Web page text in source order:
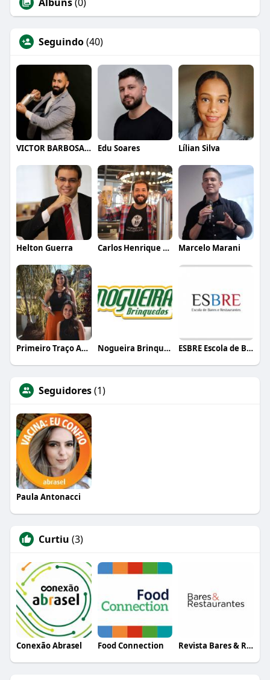
Seguindo(40)
VICTOR BARBOSA QUARANTA Edu Soares Lílian Silva
Helton Guerra Carlos Henrique de Faria Vasconcelos Marcelo Marani
Primeiro Traço Arquitetura Nogueira Brinquedos ESBRE Escola de Bares e Restaurantes
Seguidores(1)
Paula Antonacci
Curtiu (3)
Conexão Abrasel Food Connection Revista Bares & Restaurantes